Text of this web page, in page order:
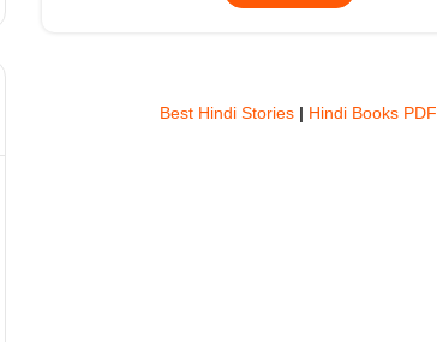
Best Hindi Stories | Hindi Books PDF